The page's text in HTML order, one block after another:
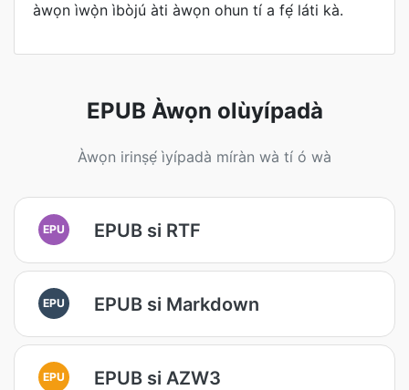
àwọn ìwọ̀n ìbòjú àti àwọn ohun tí a fẹ́ láti kà.
EPUB Àwọn olùyípadà
Àwọn irinṣẹ́ ìyípadà míràn wà tí ó wà
EPU EPUB si RTF
EPU EPUB si Markdown
EPU EPUB si AZW3